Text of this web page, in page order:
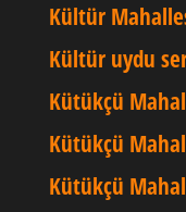
Kültür
Kültür uydu
Kütükçü
Kütükçü
Kütükçü